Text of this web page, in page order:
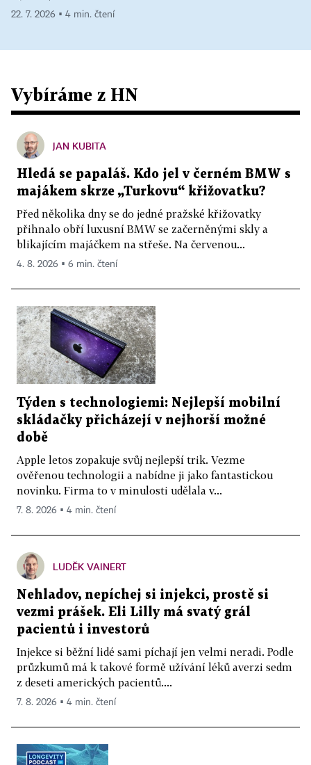
22. 7. 2026 ▪ 4 min. čtení
Vybíráme z HN
JAN KUBITA
Hledá se papaláš. Kdo jel v černém BMW s
majákem skrze „Turkovu“ křižovatku?
Před několika dny se do jedné pražské křižovatky
přihnalo obří luxusní BMW se začerněnými skly a
blikajícím majáčkem na střeše. Na červenou...
4. 8. 2026 ▪ 6 min. čtení
Týden s technologiemi: Nejlepší mobilní
skládačky přicházejí v nejhorší možné
době
Apple letos zopakuje svůj nejlepší trik. Vezme
ověřenou technologii a nabídne ji jako fantastickou
novinku. Firma to v minulosti udělala v...
7. 8. 2026 ▪ 4 min. čtení
LUDĚK VAINERT
Nehladov, nepíchej si injekci, prostě si
vezmi prášek. Eli Lilly má svatý grál
pacientů i investorů
Injekce si běžní lidé sami píchají jen velmi neradi. Podle
průzkumů má k takové formě užívání léků averzi sedm
z deseti amerických pacientů....
7. 8. 2026 ▪ 4 min. čtení